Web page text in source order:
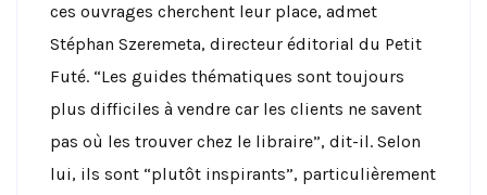
ces ouvrages cherchent leur place, admet
Stéphan Szeremeta, directeur éditorial du Petit
Futé. “Les guides thématiques sont toujours
plus difficiles à vendre car les clients ne savent
pas où les trouver chez le libraire”, dit-il. Selon
lui, ils sont “plutôt inspirants”, particulièrement